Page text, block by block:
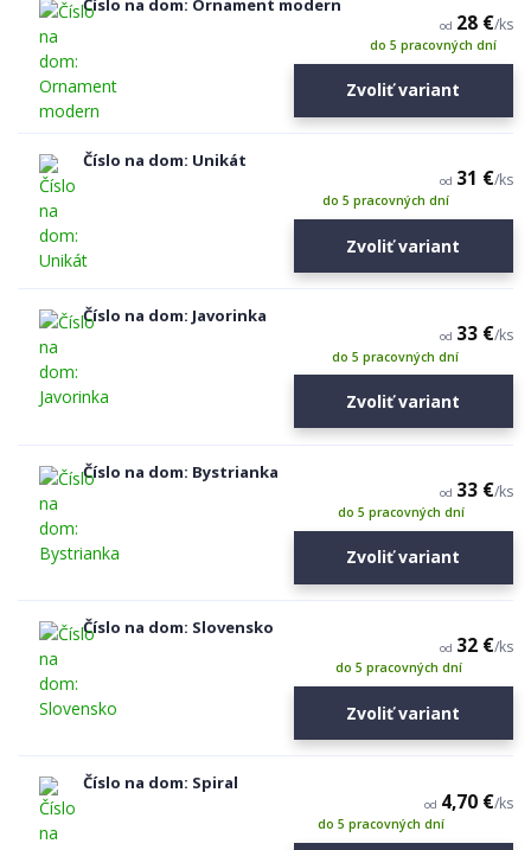
od 28 €/ks
do 5 pracovných dní
Zvoliť variant
Číslo na dom: Unikát
od 31 €/ks
do 5 pracovných dní
Zvoliť variant
Číslo na dom: Javorinka
od 33 €/ks
do 5 pracovných dní
Zvoliť variant
Číslo na dom: Bystrianka
od 33 €/ks
do 5 pracovných dní
Zvoliť variant
Číslo na dom: Slovensko
od 32 €/ks
do 5 pracovných dní
Zvoliť variant
Číslo na dom: Spiral
od 4,70 €/ks
do 5 pracovných dní